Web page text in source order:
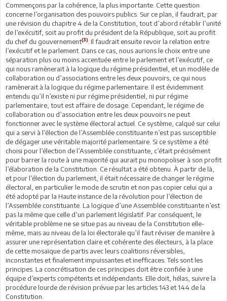
Commençons par la cohérence, la plus importante. Cette question
concerne l’organisation des pouvoirs publics. Sur ce plan, il faudrait, par
une révision du chapitre 4 de la Constitution, tout d’abord rétablir l’unité
de l’exécutif, soit au profit du président de la République, soit au profit
du chef du gouvernement(3) . Il faudrait ensuite revoir la relation entre
l’exécutif et le parlement. Dans ce cas, nous aurions le choix entre une
séparation plus ou moins accentuée entre le parlement et l’exécutif, ce
qui nous ramènerait à la logique du régime présidentiel, et un modèle de
collaboration ou d’associations entre les deux pouvoirs, ce qui nous
ramènerait à la logique du régime parlementaire. Il est évidemment
entendu qu’il n’existe ni pur régime présidentiel, ni pur régime
parlementaire, tout est affaire de dosage. Cependant, le régime de
collaboration ou d’association entre les deux pouvoirs ne peut
fonctionner avec le système électoral actuel. Ce système, calqué sur celui
qui a servi à l’élection de l’Assemblée constituante n’est pas susceptible
de dégager une véritable majorité parlementaire. Si ce système a été
choisi pour l’élection de l’Assemblée constituante, c’était précisément
pour barrer la route à une majorité qui aurait pu monopoliser à son profit
l’élaboration de la Constitution. Ce résultat a été obtenu. À partir de là,
et pour l’élection du parlement, il était nécessaire de changer le régime
électoral, en particulier le mode de scrutin et non pas copier celui qui a
été adopté par la Haute instance de la révolution pour l’élection de
l’Assemblée constituante. La logique d’une Assemblée constituante n’est
pas la même que celle d’un parlement législatif. Par conséquent, le
véritable problème ne se situe pas au niveau de la Constitution elle-
même, mais au niveau de la loi électorale qu’il faut réviser de manière à
assurer une représentation claire et cohérente des électeurs, à la place
de cette mosaïque de partis avec leurs coalitions réversibles,
inconstantes et finalement impuissantes et inefficaces. Tels sont les
principes. La concrétisation de ces principes doit être confiée à une
équipe d’experts compétents et indépendants. Elle doit, hélas, suivre la
procédure lourde de révision prévue par les articles 143 et 144 de la
Constitution.